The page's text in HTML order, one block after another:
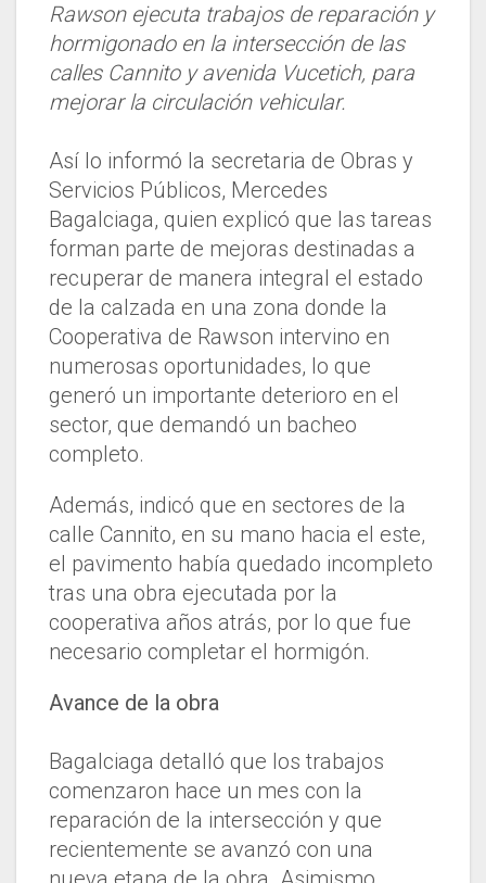
Rawson ejecuta trabajos de reparación y
hormigonado en la intersección de las
calles Cannito y avenida Vucetich, para
mejorar la circulación vehicular.
Así lo informó la secretaria de Obras y
Servicios Públicos, Mercedes
Bagalciaga, quien explicó que las tareas
forman parte de mejoras destinadas a
recuperar de manera integral el estado
de la calzada en una zona donde la
Cooperativa de Rawson intervino en
numerosas oportunidades, lo que
generó un importante deterioro en el
sector, que demandó un bacheo
completo.
Además, indicó que en sectores de la
calle Cannito, en su mano hacia el este,
el pavimento había quedado incompleto
tras una obra ejecutada por la
cooperativa años atrás, por lo que fue
necesario completar el hormigón.
Avance de la obra
Bagalciaga detalló que los trabajos
comenzaron hace un mes con la
reparación de la intersección y que
recientemente se avanzó con una